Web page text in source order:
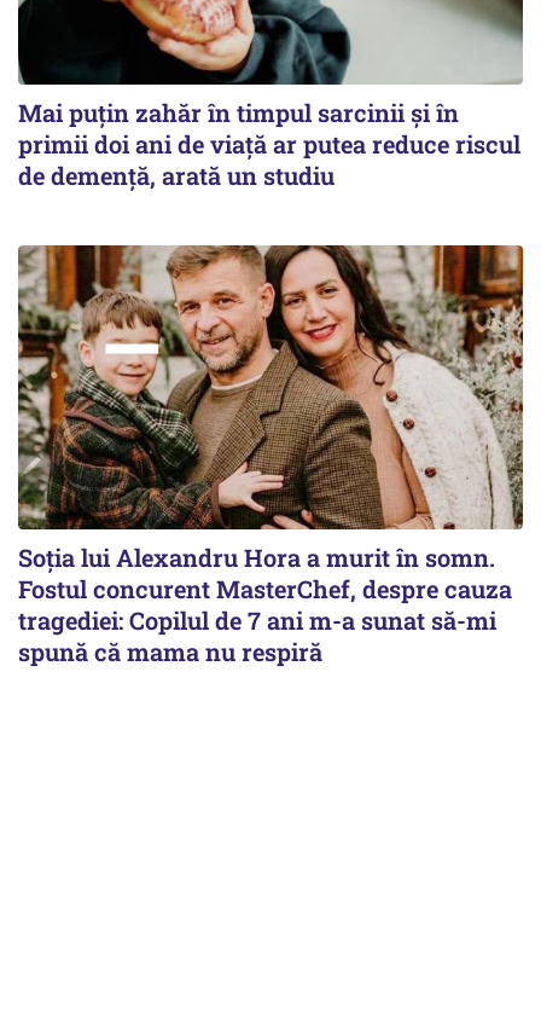
Mai puțin zahăr în timpul sarcinii și în
primii doi ani de viață ar putea reduce riscul
de demență, arată un studiu
Soția lui Alexandru Hora a murit în somn.
Fostul concurent MasterChef, despre cauza
tragediei: Copilul de 7 ani m-a sunat să-mi
spună că mama nu respiră